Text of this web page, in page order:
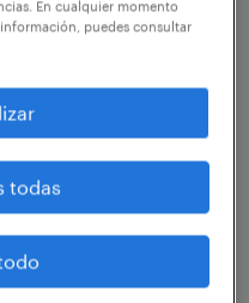
Vivimos en la era
tecnológico
rapidez nuestra
y de relacionarnos.
de
es una
de
En cualquier momento
puedes consultar
todas